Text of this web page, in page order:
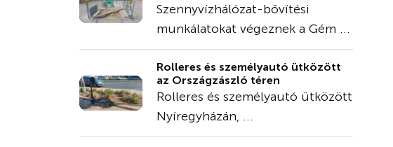
Szennyvízhálózat-bővítési
munkálatokat végeznek a Gém ...
Rolleres és személyautó ütközött
az Országzászló téren
Rolleres és személyautó ütközött
Nyíregyházán, ...